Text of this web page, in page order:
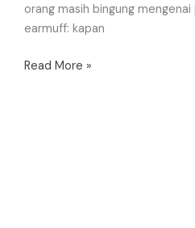
orang masih bingung
earmuff: kapan
Read More »